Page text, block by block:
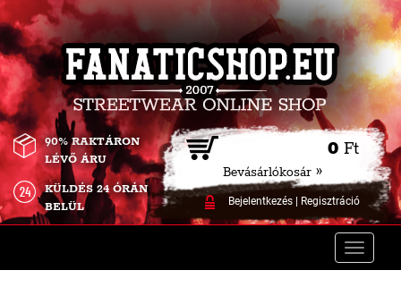
0 Ft
Bevásárlókosár »
Bejelentkezés| Regisztráció
90% RAKTÁRON
LÉVŐ ÁRU
KÜLDÉS 24 ÓRÁN
BELÜL
Toggle